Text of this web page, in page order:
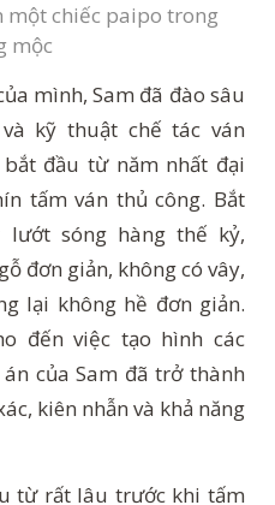
một chiếc paipo trong
mộc
mình, Sam đã đào sâu
kỹ thuật chế tác ván
đầu từ năm nhất đại
tấm ván thủ công. Bắt
sóng hàng thế kỷ,
đơn giản, không có vây,
lại không hề đơn giản.
đến việc tạo hình các
của Sam đã trở thành
kiên nhẫn và khả năng
từ rất lâu trước khi tấm